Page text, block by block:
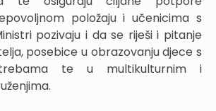
položaju i učenicima s
pozivaju i da se riješi i pitanje
posebice u obrazovanju djece s
te u multikulturnim i